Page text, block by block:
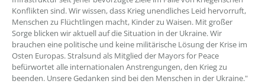
Konflikten sind. Wir wissen, dass Krieg unendliches Leid hervorruft,
Menschen zu Flüchtlingen macht, Kinder zu Waisen. Mit großer
Sorge blicken wir aktuell auf die Situation in der Ukraine. Wir
brauchen eine politische und keine militärische Lösung der Krise im
Osten Europas. Stralsund als Mitglied der Mayors for Peace
befürwortet alle internationalen Anstrengungen, den Krieg zu
beenden. Unsere Gedanken sind bei den Menschen in der Ukraine."